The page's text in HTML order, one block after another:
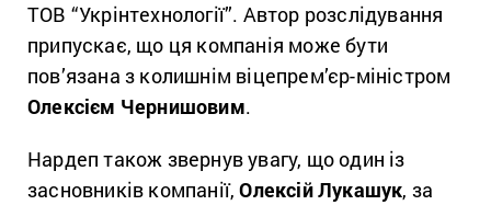
ТОВ “Укрінтехнології”. Автор розслідування
припускає, що ця компанія може бути
пов’язана з колишнім віцепрем’єр-міністром
Олексієм Чернишовим.
Нардеп також звернув увагу, що один із
засновників компанії,Олексій Лукашук, за